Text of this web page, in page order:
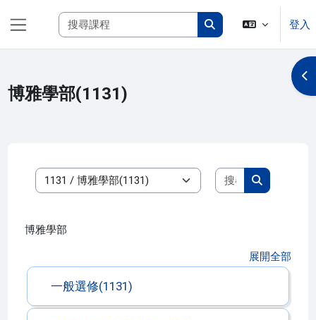
搜尋課程
搜尋課程
登入
博雅學部(1131)
開
課程類別
搜尋課程
搜尋課程
博雅學部
展開全部
一般選修(1131)